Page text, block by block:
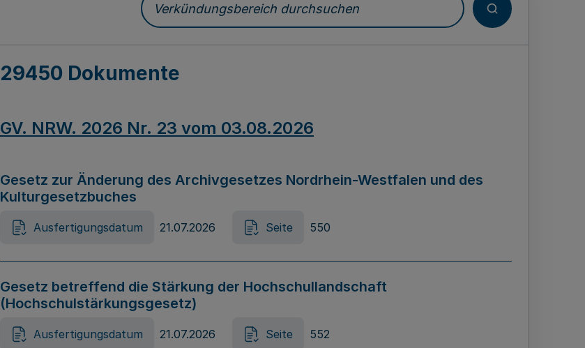
Verkündungsbereich durchsuchen
29450 Dokumente
GV. NRW. 2026 Nr. 23 vom 03.08.2026
Gesetz zur Änderung des Archivgesetzes Nordrhein-Westfalen und des
Kulturgesetzbuches
Ausfertigungsdatum 21.07.2026 Seite 550
Gesetz betreffend die Stärkung der Hochschullandschaft
(Hochschulstärkungsgesetz)
Ausfertigungsdatum 21.07.2026 Seite 552